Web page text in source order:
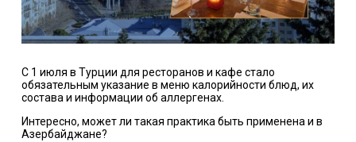
С 1 июля в Турции для ресторанов и кафе стало
обязательным указание в меню калорийности блюд, их
состава и информации об аллергенах.
Интересно, может ли такая практика быть применена и в
Азербайджане?